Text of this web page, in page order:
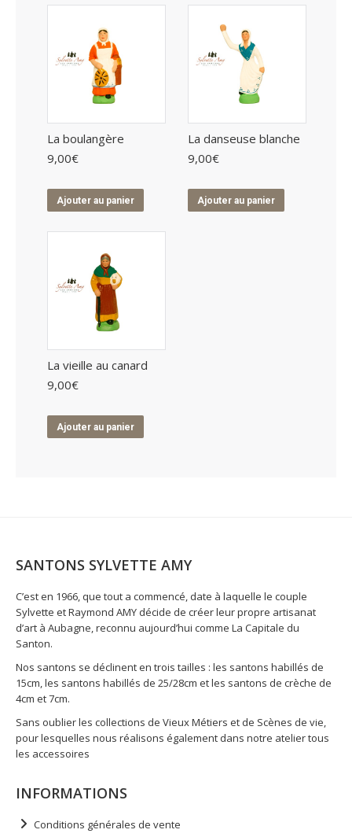
La boulangère
9,00€
Ajouter au panier
La danseuse blanche
9,00€
Ajouter au panier
La vieille au canard
9,00€
Ajouter au panier
SANTONS SYLVETTE AMY
C’est en 1966, que tout a commencé, date à laquelle le couple
Sylvette et Raymond AMY décide de créer leur propre artisanat
d’art à Aubagne, reconnu aujourd’hui comme La Capitale du
Santon.
Nos santons se déclinent en trois tailles : les santons habillés de
15cm, les santons habillés de 25/28cm et les santons de crèche de
4cm et 7cm.
Sans oublier les collections de Vieux Métiers et de Scènes de vie,
pour lesquelles nous réalisons également dans notre atelier tous
les accessoires
INFORMATIONS
Conditions générales de vente